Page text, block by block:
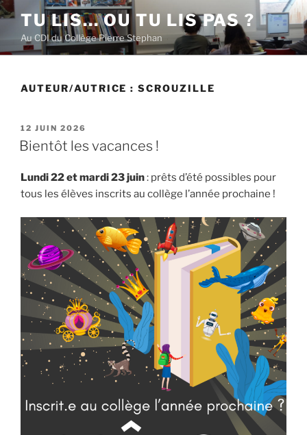
Aller
contenu
principal
TU LIS… OU TU LIS PAS ?
Au CDI du Collège Pierre Stephan
AUTEUR/AUTRICE :SCROUZILLE
PUBLIÉ
LE
12 JUIN 2026
Bientôt les vacances !
Lundi 22 et mardi 23 juin: prêts d’été possibles pour
tous les élèves inscrits au collège l’année prochaine !